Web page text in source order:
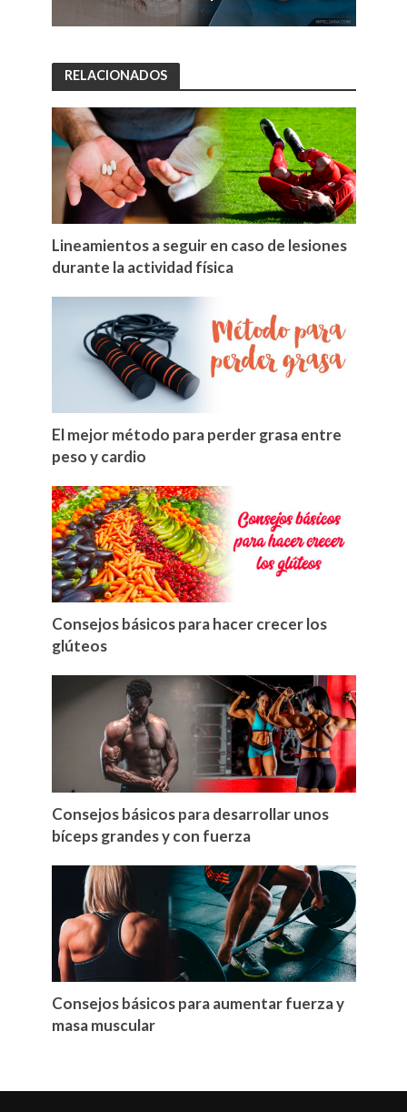
RELACIONADOS
Lineamientos a seguir en caso de lesiones
durante la actividad física
El mejor método para perder grasa entre
peso y cardio
Consejos básicos para hacer crecer los
glúteos
Consejos básicos para desarrollar unos
bíceps grandes y con fuerza
Consejos básicos para aumentar fuerza y
masa muscular